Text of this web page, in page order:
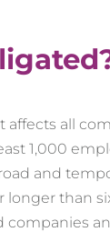
affects all
1,000
and
longer than
companies